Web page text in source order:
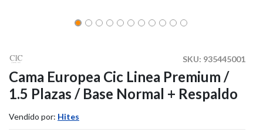
SKU: 935445001
Cama Europea Cic Linea Premium /
1.5 Plazas / Base Normal + Respaldo
Vendido por: Hites